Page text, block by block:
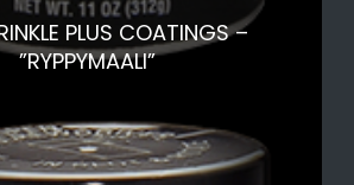
PLUS COATINGS –
”RYPPYMAALI”